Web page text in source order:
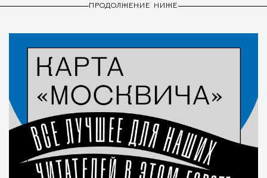
ПРОДОЛЖЕНИЕ НИЖЕ